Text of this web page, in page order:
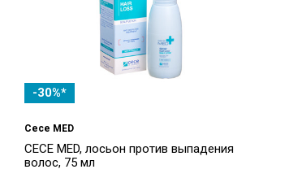
-30%*
Cece MED
CECE MED, лосьон против выпадения
волос, 75 мл